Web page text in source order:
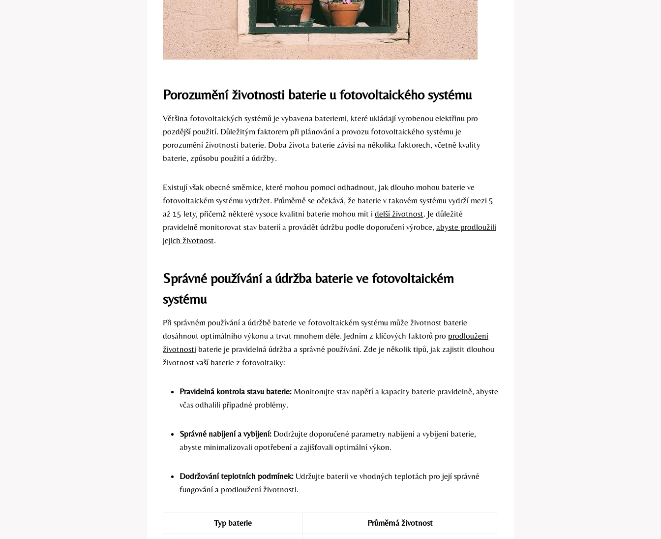
Porozumění životnosti baterie u fotovoltaického systému
Většina fotovoltaických systémů je vybavena bateriemi, které ukládají vyrobenou elektřinu pro
pozdější použití. Důležitým faktorem při plánování a provozu fotovoltaického systému je
porozumění životnosti baterie. Doba života baterie závisí na několika faktorech, včetně kvality
baterie, způsobu použití a údržby.
Existují však obecné směrnice, které mohou pomoci odhadnout, jak dlouho mohou baterie ve
fotovoltaickém systému vydržet. Průměrně se očekává, že baterie v takovém systému vydrží mezi 5
až 15 lety, přičemž některé vysoce kvalitní baterie mohou mít i delší životnost. Je důležité
pravidelně monitorovat stav baterií a provádět údržbu podle doporučení výrobce, abyste prodloužili
jejich životnost.
Správné používání a údržba baterie ve fotovoltaickém
systému
Při správném používání a údržbě baterie ve fotovoltaickém systému může životnost baterie
dosáhnout optimálního výkonu a trvat mnohem déle. Jedním z klíčových faktorů pro prodloužení
životnosti baterie je pravidelná údržba a správné používání. Zde je několik tipů, jak zajistit dlouhou
životnost vaší baterie z fotovoltaiky:
Pravidelná kontrola stavu baterie: Monitorujte stav napětí a kapacity baterie pravidelně, abyste
včas odhalili případné problémy.
Správné nabíjení a vybíjení: Dodržujte doporučené parametry nabíjení a vybíjení baterie,
abyste minimalizovali opotřebení a zajišťovali optimální výkon.
Dodržování teplotních podmínek: Udržujte baterii ve vhodných teplotách pro její správné
fungování a prodloužení životnosti.
Typ baterie Průměrná životnost